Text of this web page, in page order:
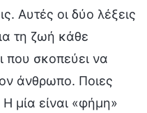
Αυτές οι δύο λέξεις
τη ζωή κάθε
που σκοπεύει να
άνθρωπο. Ποιες
Η μία είναι «φήμη»